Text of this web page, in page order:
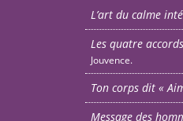
L’art du calme
Les quatre
Jouvence.
Ton corps dit «
Message des